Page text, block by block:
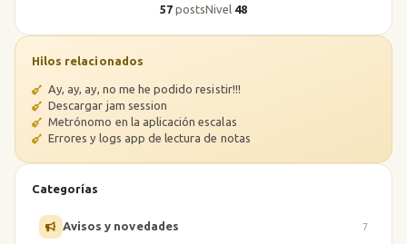
57postsNivel 48
Hilos relacionados
Ay, ay, ay, no me he podido resistir!!!
Descargar jam session
Metrónomo en la aplicación escalas
Errores y logs app de lectura de notas
Categorías
Avisos y novedades 7